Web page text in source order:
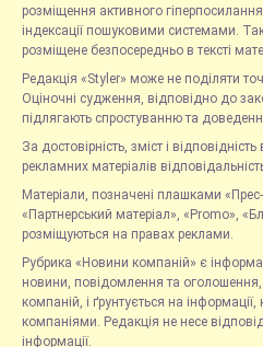
розміщення активного
індексації пошуковими системами.
розміщене безпосередньо в тексті
Редакція «Styler» може не поділяти
Оціночні судження, відповідно до
підлягають спростуванню та
За достовірність, зміст і
рекламних матеріалів
Матеріали, позначені плашками
«Партнерський матеріал», «Promo»,
розміщуються на правах реклами.
Рубрика «Новини компаній» є
новини, повідомлення та оголошення,
компаній, і ґрунтується на
компаніями. Редакція не несе
інформації.